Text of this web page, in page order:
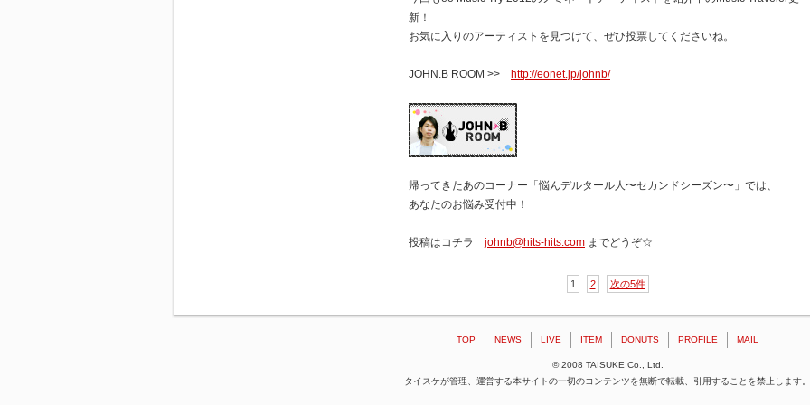
新！
お気に入りのアーティストを見つけて、ぜひ投票してくださいね。
JOHN.B ROOM >> http://eonet.jp/johnb/
帰ってきたあのコーナー「悩んデルタール人〜セカンドシーズン〜」では、
あなたのお悩み受付中！
投稿はコチラ johnb@hits-hits.com までどうぞ☆
1 2 次の5件
TOP NEWS LIVE ITEM DONUTS PROFILE MAIL
© 2008 TAISUKE Co., Ltd.
タイスケが管理、運営する本サイトの一切のコンテンツを無断で転載、引用することを禁止します。